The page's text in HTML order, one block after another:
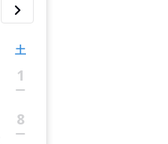
土
1
8